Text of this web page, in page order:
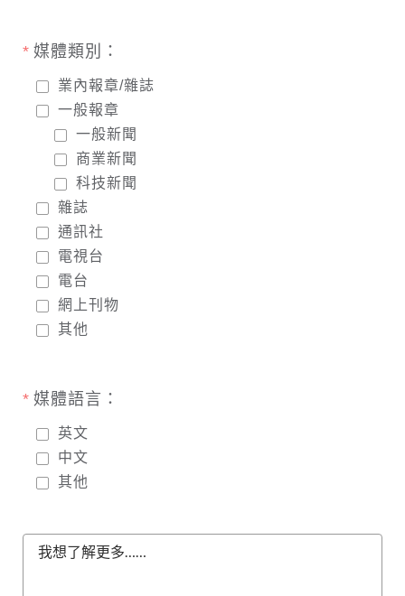
媒體類別：
業內報章/雜誌
一般報章
一般新聞
商業新聞
科技新聞
雜誌
通訊社
電視台
電台
網上刊物
其他
媒體語言：
英文
中文
其他
我想了解更多……